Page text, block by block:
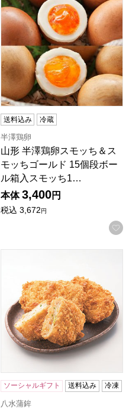
に入りに登録する
送料込み 冷蔵
半澤鶏卵
山形 半澤鶏卵スモッち＆ス
モッちゴールド 15個段ボー
ル箱入スモッち1…
本体 3,400円
税込 3,672円
ソーシャルギフト 送料込み 冷凍
八水蒲鉾